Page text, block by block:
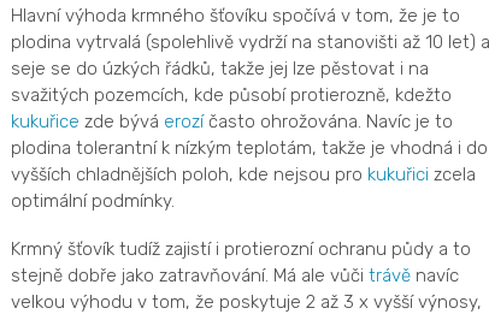
Hlavní výhoda krmného šťovíku spočívá v tom, že je to
plodina vytrvalá (spolehlivě vydrží na stanovišti až 10 let) a
seje se do úzkých řádků, takže jej lze pěstovat i na
svažitých pozemcích, kde působí protierozně, kdežto
kukuřice zde bývá erozíčasto ohrožována. Navíc je to
plodina tolerantní k nízkým teplotám, takže je vhodná i do
vyšších chladnějších poloh, kde nejsou pro kukuřici zcela
optimální podmínky.
Krmný šťovík tudíž zajistí i protierozní ochranu půdy a to
stejně dobře jako zatravňování. Má ale vůči trávěnavíc
velkou výhodu v tom, že poskytuje 2 až 3 x vyšší výnosy,